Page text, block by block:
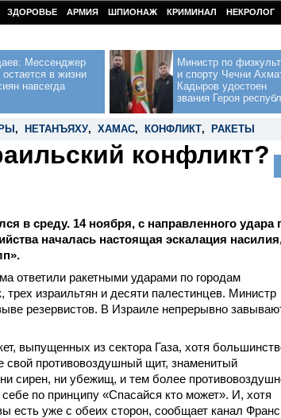
ЗДОРОВЬЕ АРМИЯ ШПИОНАЖ КРИМИНАЛ НЕКРОЛОГ
Мессенджер
остается в жизни
навсегда
Министр по
и спорту Чечни
Кадыров удостоен
звания Героя
, НЕТАНЪЯХУ, ХАМАС, КОНФЛИКТ,
РАКЕТЫ
конфликт?
в среду. 14 ноября, с направленного удара
началась настоящая эскалация
ответили ракетными ударами по городам
трех израильтян и десяти палестинцев. Министр
резервистов. В Израиле непрерывно
выпущенных из сектора Газа, хотя
свой противовоздушный щит, знаменитый
сирен, ни убежищ, и тем более
по принципу «Спасайся кто может». И, хотя
есть уже с обеих сторон, сообщает канал Франс